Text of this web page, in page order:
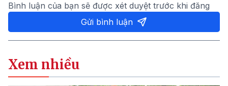
Bình luận của bạn sẽ được xét duyệt trước khi đăng
Gửi bình luận
Xem nhiều